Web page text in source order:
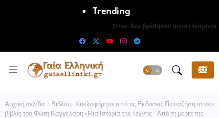
Trending
Error: Δεν βρέθηκαν αποτελέσματα
Αρχική σελίδα Βιβλίο
Κυκλοφόρησε από τις Εκδόσεις Παπαζήση το νέο
βιβλίο του Φώτη Καγγελάρη «Μια Ιστορία της Τέχνης - Από τη μεριά της